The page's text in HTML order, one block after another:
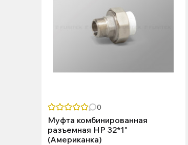
0
Муфта комбинированная
разъемная НР 32*1"
(Американка)